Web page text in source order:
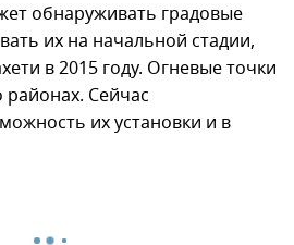
обнаруживать градовые
их на начальной стадии,
в 2015 году. Огневые точки
районах. Сейчас
их установки и в